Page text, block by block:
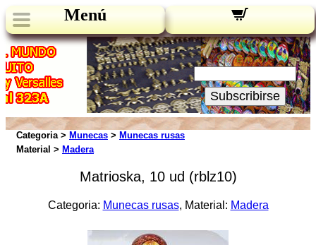
Menú
Novedades:
Su Email:
Subscribirse
Categoria > Munecas > Munecas rusas
Material > Madera
Matrioska, 10 ud (rblz10)
Categoria: Munecas rusas, Material: Madera